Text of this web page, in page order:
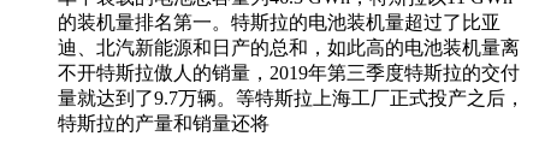
的装机量排名第一。特斯拉的电池装机量超过了比亚
迪、北汽新能源和日产的总和，如此高的电池装机量离
不开特斯拉傲人的销量，2019年第三季度特斯拉的交付
量就达到了9.7万辆。等特斯拉上海工厂正式投产之后，
特斯拉的产量和销量还将